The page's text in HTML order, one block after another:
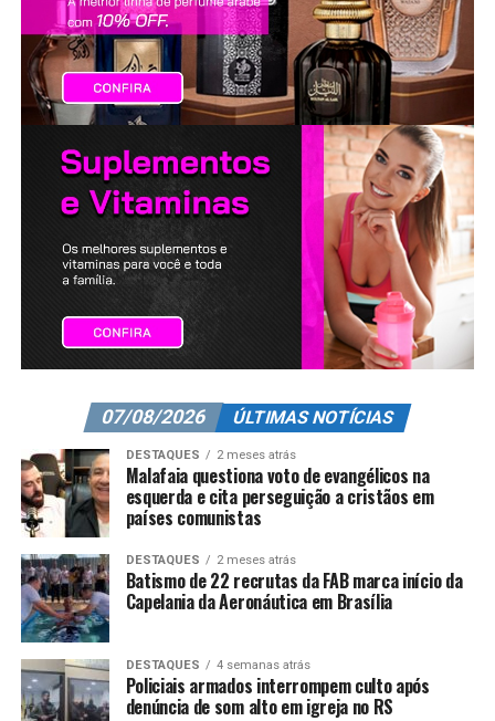
07/08/2026 ÚLTIMAS NOTÍCIAS
DESTAQUES 2 meses atrás
Malafaia questiona voto de evangélicos na
esquerda e cita perseguição a cristãos em
países comunistas
DESTAQUES 2 meses atrás
Batismo de 22 recrutas da FAB marca início da
Capelania da Aeronáutica em Brasília
DESTAQUES 4 semanas atrás
Policiais armados interrompem culto após
denúncia de som alto em igreja no RS